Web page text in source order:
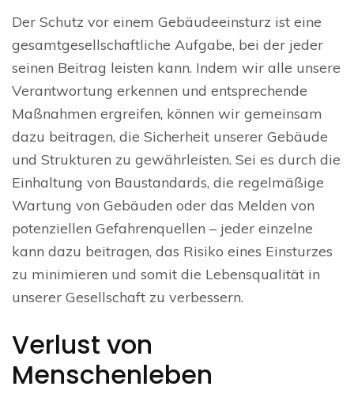
Der Schutz vor einem Gebäudeeinsturz ist eine
gesamtgesellschaftliche Aufgabe, bei der jeder
seinen Beitrag leisten kann. Indem wir alle unsere
Verantwortung erkennen und entsprechende
Maßnahmen ergreifen, können wir gemeinsam
dazu beitragen, die Sicherheit unserer Gebäude
und Strukturen zu gewährleisten. Sei es durch die
Einhaltung von Baustandards, die regelmäßige
Wartung von Gebäuden oder das Melden von
potenziellen Gefahrenquellen – jeder einzelne
kann dazu beitragen, das Risiko eines Einsturzes
zu minimieren und somit die Lebensqualität in
unserer Gesellschaft zu verbessern.
Verlust von
Menschenleben